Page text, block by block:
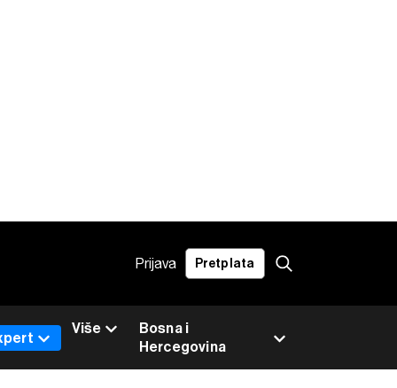
Prijava Pretplata
Bosna i
Hercegovina
Više